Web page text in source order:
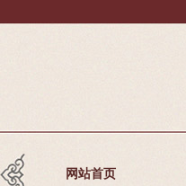
网站首页